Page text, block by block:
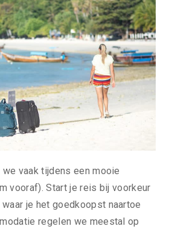
vaak tijdens een mooie
vooraf). Start je reis bij voorkeur
je het goedkoopst naartoe
regelen we meestal op